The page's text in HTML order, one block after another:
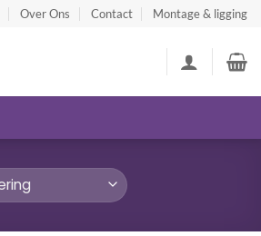
Over Ons Contact Montage & ligging